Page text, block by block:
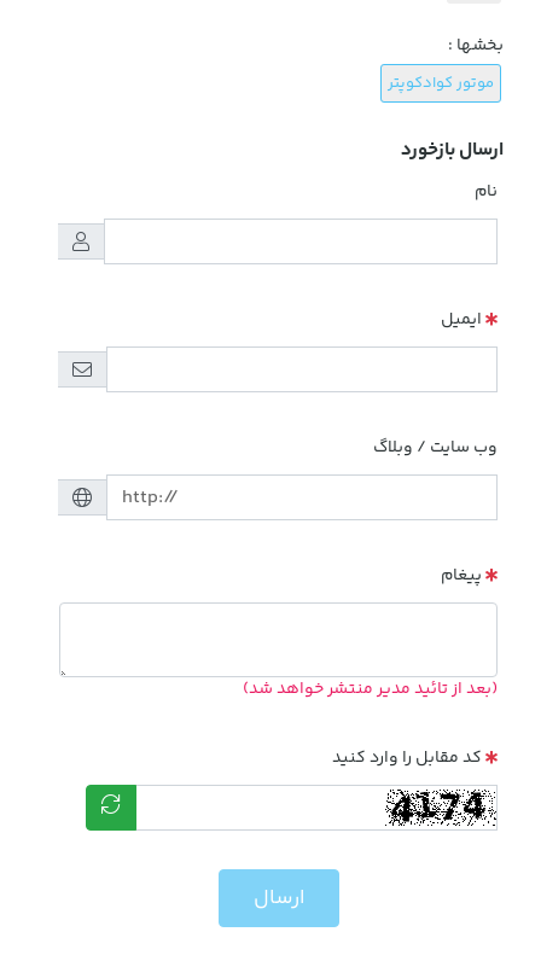
بخشها :
موتور کوادکوپتر
ارسال بازخورد
نام
ایمیل
وب سایت / وبلاگ
پیغام
(بعد از تائید مدیر منتشر خواهد شد)
کد مقابل را وارد کنید
ارسال